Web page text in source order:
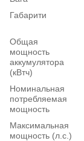
Габарити
Общая
мощность
аккумулятора
(кВтч)
Номинальная
потребляемая
мощность
Максимальная
мощность (л.с.)